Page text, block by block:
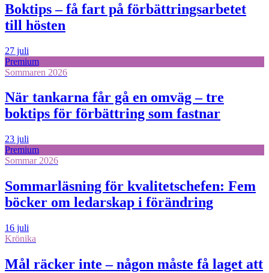
Boktips – få fart på förbättringsarbetet
till hösten
27 juli
Premium
Sommaren 2026
När tankarna får gå en omväg – tre
boktips för förbättring som fastnar
23 juli
Premium
Sommar 2026
Sommarläsning för kvalitetschefen: Fem
böcker om ledarskap i förändring
16 juli
Krönika
Mål räcker inte – någon måste få laget att